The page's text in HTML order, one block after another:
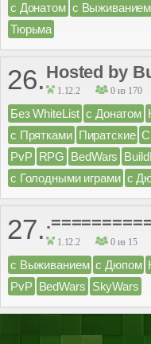
с Донатом с Выживанием
Тюрьма
26. Hosted by
1.12.2 0 из 170
Без WhiteList с Донатом
с Прятками Пиратские
PvP RPG BedWars
с Голодными играми с
27. 1.12.2 0 из 15
с Выживанием с Дюпом
PvP BedWars SkyWars